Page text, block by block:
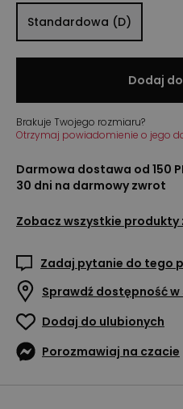
Standardowa (D)
Dodaj
Brakuje Twojego rozmiaru?
Otrzymaj powiadomienie o jego
Darmowa dostawa od 150
30 dni na darmowy zwrot
Zobacz wszystkie produkty
Zadaj pytanie do tego
Sprawdź dostępność w
Dodaj do ulubionych
Porozmawiaj na czacie